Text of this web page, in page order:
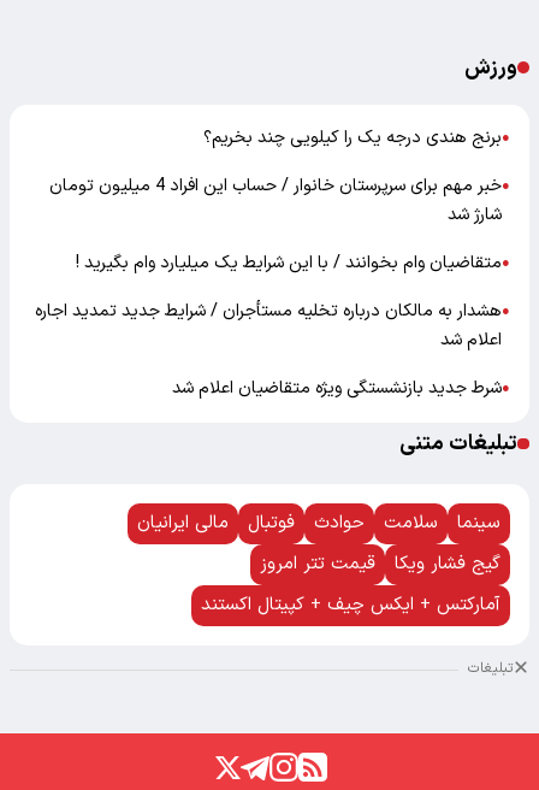
ورزش
●برنج هندی درجه یک را کیلویی چند بخریم؟
●
خبر مهم برای سرپرستان خانوار / حساب این افراد 4 میلیون تومان
شارژ شد
●متقاضیان وام بخوانند / با این شرایط یک میلیارد وام بگیرید !
●هشدار به مالکان درباره تخلیه مستأجران / شرایط جدید تمدید اجاره
اعلام شد
●شرط جدید بازنشستگی ویژه متقاضیان اعلام شد
تبلیغات متنی
سینما سلامت حوادث فوتبال
مالی ایرانیان
گیج فشار ویکا
قیمت تتر امروز
آمارکتس + ایکس چیف + کپیتال اکستند
تبلیغات